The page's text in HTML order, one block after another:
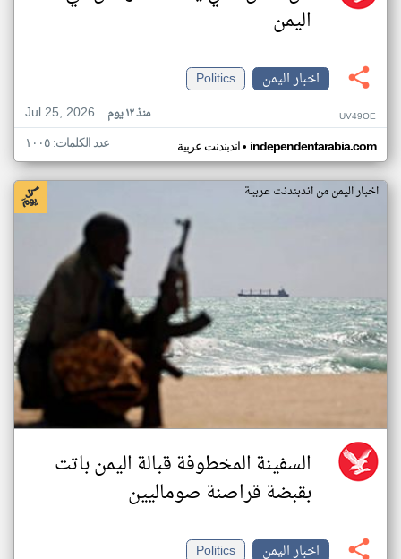
اليمن
اخبار اليمن
Politics
Jul 25, 2026
منذ ١٢ يوم UV49OE
اندبندنت عربية• independentarabia.com عدد الكلمات: ١٠٠٥
اخبار اليمن من اندبندنت عربية
السفينة المخطوفة قبالة اليمن باتت
بقبضة قراصنة صوماليين
اخبار اليمن
Politics